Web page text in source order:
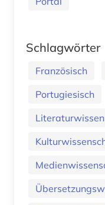
Schlagwörter
Französisch
Portugiesisch